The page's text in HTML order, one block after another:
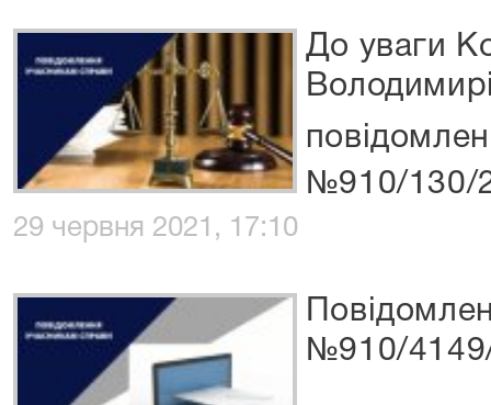
До уваги
№910/130/
29 червня 2021, 17:10
№910/